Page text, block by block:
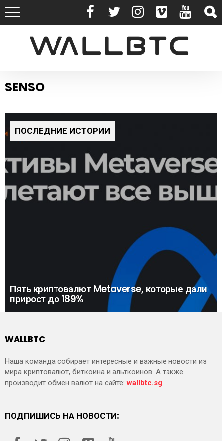
SENSO
ПОСЛЕДНИЕ ИСТОРИИ
Пять криптовалют Metaverse, которые дали
прирост до 189%
WALLBTC
Наша команда собирает интересные и важные новости из
мира криптовалют, биткоина и альткоинов. А также
производит обмен валют на сайте:wallbtc.sg
ПОДПИШИСЬ НА НОВОСТИ: